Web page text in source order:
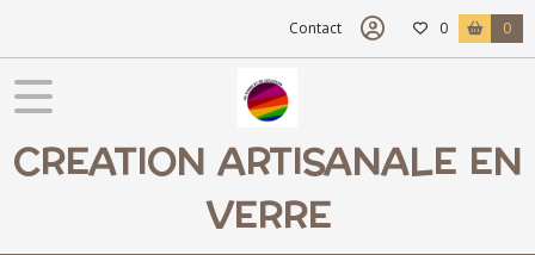
Contact 0 0
CREATION ARTISANALE EN
VERRE